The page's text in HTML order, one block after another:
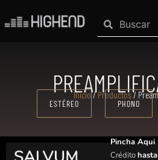
contenido
SearchSearch
Inicio/Productos/
ESTÉREO PHONO
Pincha Aqui
Crédito